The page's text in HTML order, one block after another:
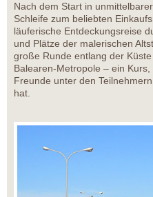
Nach dem Start in
Schleife zum beliebten
läuferische Entdeckungsreise
und Plätze der malerischen
große Runde entlang der
Balearen-Metropole – ein
Freunde unter den
hat.